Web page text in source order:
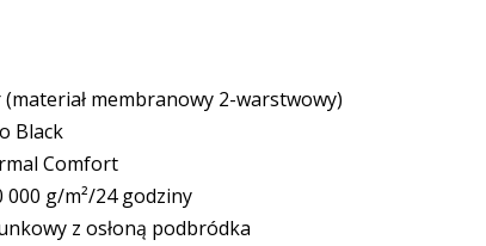
membranowy 2-warstwowy)
Black
Comfort
000 g/m²/24 godziny
z osłoną podbródka